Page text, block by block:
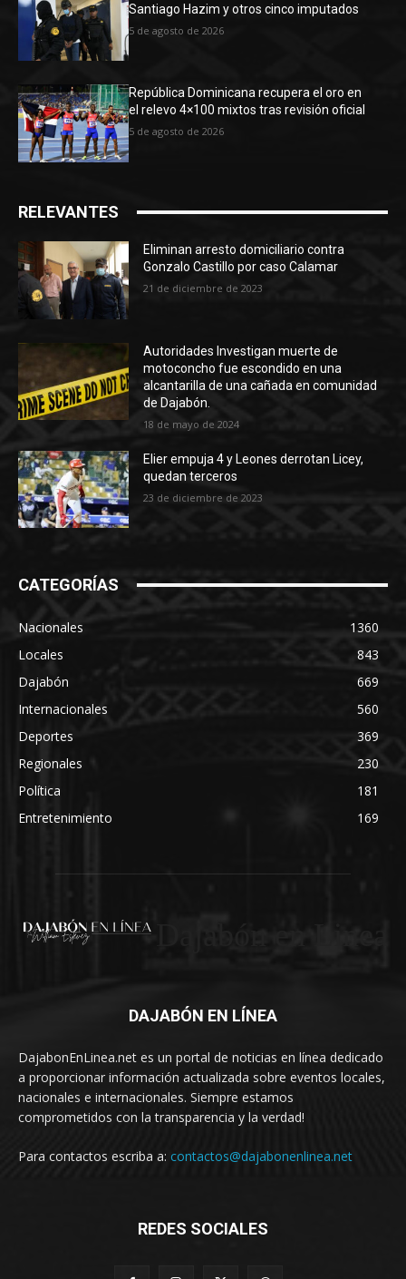
Santiago Hazim y otros cinco imputados
5 de agosto de 2026
República Dominicana recupera el oro en
el relevo 4×100 mixtos tras revisión oficial
5 de agosto de 2026
RELEVANTES
Eliminan arresto domiciliario contra
Gonzalo Castillo por caso Calamar
21 de diciembre de 2023
Autoridades Investigan muerte de
motoconcho fue escondido en una
alcantarilla de una cañada en comunidad
de Dajabón.
18 de mayo de 2024
Elier empuja 4 y Leones derrotan Licey,
quedan terceros
23 de diciembre de 2023
CATEGORÍAS
Nacionales
1360
Locales
843
Dajabón
669
Internacionales
560
Deportes
369
Regionales
230
Política
181
Entretenimiento
169
DAJABÓN EN LÍNEA
DajabonEnLinea.net es un portal de noticias en línea dedicado
a proporcionar información actualizada sobre eventos locales,
nacionales e internacionales. Siempre estamos
comprometidos con la transparencia y la verdad!
Para contactos escriba a: contactos@dajabonenlinea.net
REDES SOCIALES